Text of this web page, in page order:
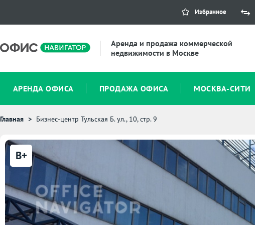
Избранное
Аренда и продажа коммерческой
недвижимости в Москве
АРЕНДА ОФИСА ПРОДАЖА ОФИСА МОСКВА-СИТИ
Главная Бизнес-центр Тульская Б. ул., 10, стр. 9
B+